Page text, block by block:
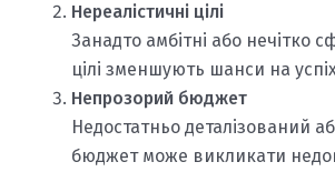
Нереалістичні цілі
Занадто амбітні або нечітко
цілі зменшують шанси на
Непрозорий бюджет
Недостатньо деталізований
бюджет може викликати